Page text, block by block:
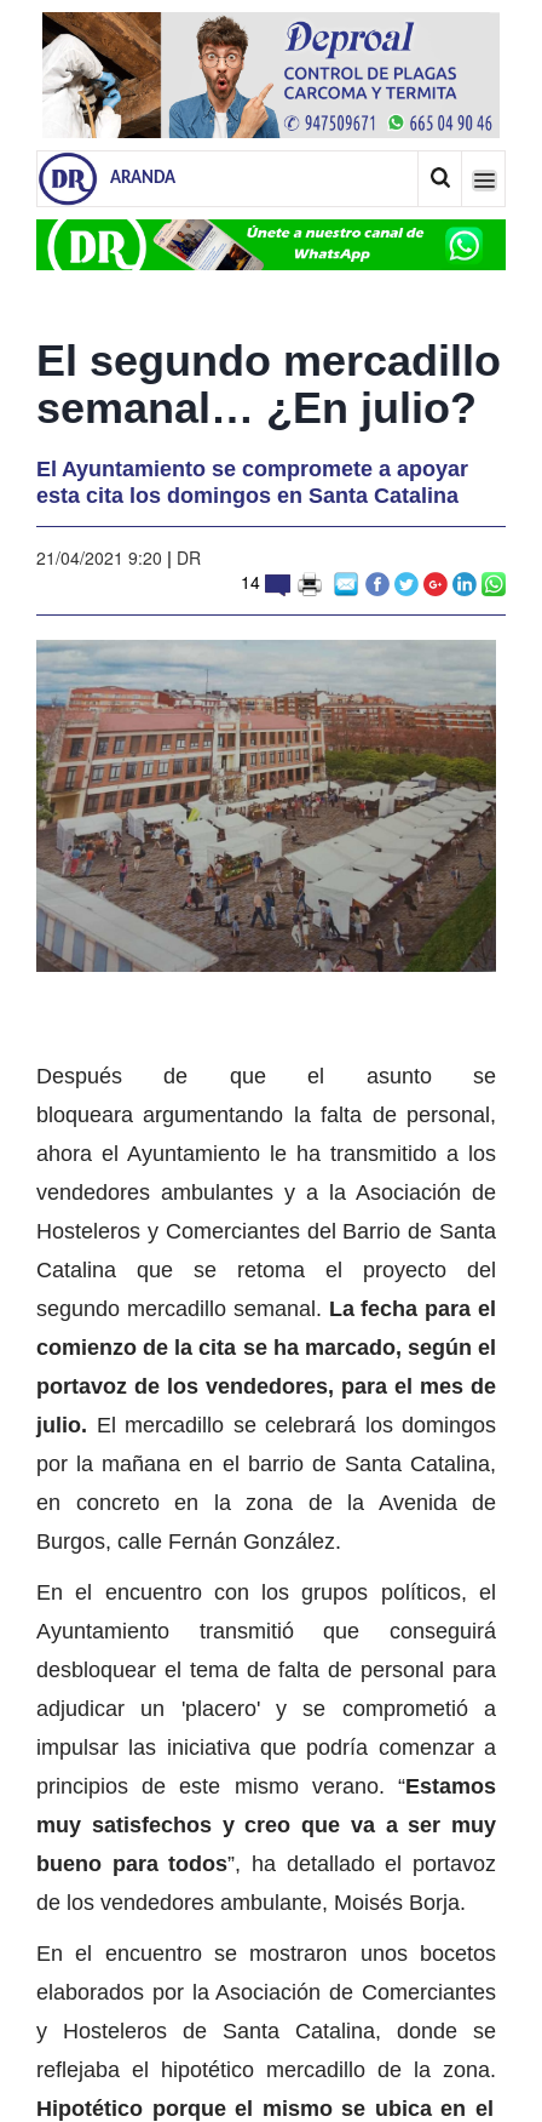
ARANDA
El segundo mercadillo
semanal… ¿En julio?
El Ayuntamiento se compromete a apoyar
esta cita los domingos en Santa Catalina
21/04/2021 9:20 | DR
14
Después de que el asunto se
bloqueara argumentando la falta de personal,
ahora el Ayuntamiento le ha transmitido a los
vendedores ambulantes y a la Asociación de
Hosteleros y Comerciantes del Barrio de Santa
Catalina que se retoma el proyecto del
segundo mercadillo semanal. La fecha para el
comienzo de la cita se ha marcado, según el
portavoz de los vendedores, para el mes de
julio. El mercadillo se celebrará los domingos
por la mañana en el barrio de Santa Catalina,
en concreto en la zona de la Avenida de
Burgos, calle Fernán González.
En el encuentro con los grupos políticos, el
Ayuntamiento transmitió que conseguirá
desbloquear el tema de falta de personal para
adjudicar un 'placero' y se comprometió a
impulsar las iniciativa que podría comenzar a
principios de este mismo verano. “Estamos
muy satisfechos y creo que va a ser muy
bueno para todos”, ha detallado el portavoz
de los vendedores ambulante, Moisés Borja.
En el encuentro se mostraron unos bocetos
elaborados por la Asociación de Comerciantes
y Hosteleros de Santa Catalina, donde se
reflejaba el hipotético mercadillo de la zona.
Hipotético porque el mismo se ubica en el